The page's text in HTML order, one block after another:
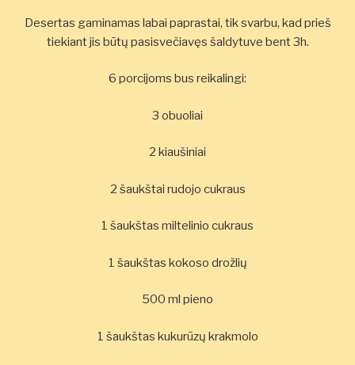
Desertas gaminamas labai paprastai, tik svarbu, kad prieš
tiekiant jis būtų pasisvečiavęs šaldytuve bent 3h.
6 porcijoms bus reikalingi:
3 obuoliai
2 kiaušiniai
2 šaukštai rudojo cukraus
1 šaukštas miltelinio cukraus
1 šaukštas kokoso drožlių
500 ml pieno
1 šaukštas kukurūzų krakmolo